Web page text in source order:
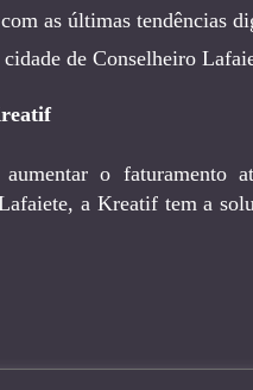
as últimas tendências
de Conselheiro
o faturamento
a Kreatif tem a